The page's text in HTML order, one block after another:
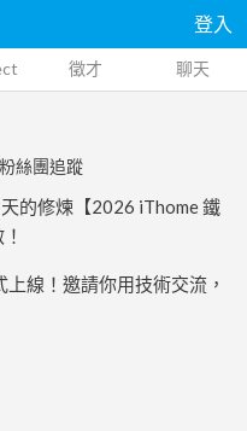
登入
徵才 聊天
絲團追蹤
的修煉【2026 iThome 鐵
線！邀請你用技術交流，